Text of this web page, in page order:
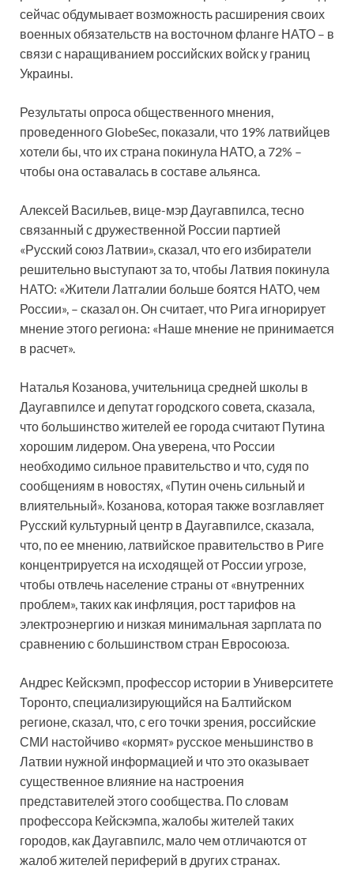
сейчас обдумывает возможность расширения своих
военных обязательств на восточном фланге НАТО – в
связи с наращиванием российских войск у границ
Украины.
Результаты опроса общественного мнения,
проведенного GlobeSec, показали, что 19% латвийцев
хотели бы, что их страна покинула НАТО, а 72% –
чтобы она оставалась в составе альянса.
Алексей Васильев, вице-мэр Даугавпилса, тесно
связанный с дружественной России партией
«Русский союз Латвии», сказал, что его избиратели
решительно выступают за то, чтобы Латвия покинула
НАТО: «Жители Латгалии больше боятся НАТО, чем
России», – сказал он. Он считает, что Рига игнорирует
мнение этого региона: «Наше мнение не принимается
в расчет».
Наталья Козанова, учительница средней школы в
Даугавпилсе и депутат городского совета, сказала,
что большинство жителей ее города считают Путина
хорошим лидером. Она уверена, что России
необходимо сильное правительство и что, судя по
сообщениям в новостях, «Путин очень сильный и
влиятельный». Козанова, которая также возглавляет
Русский культурный центр в Даугавпилсе, сказала,
что, по ее мнению, латвийское правительство в Риге
концентрируется на исходящей от России угрозе,
чтобы отвлечь население страны от «внутренних
проблем», таких как инфляция, рост тарифов на
электроэнергию и низкая минимальная зарплата по
сравнению с большинством стран Евросоюза.
Андрес Кейскэмп, профессор истории в Университете
Торонто, специализирующийся на Балтийском
регионе, сказал, что, с его точки зрения, российские
СМИ настойчиво «кормят» русское меньшинство в
Латвии нужной информацией и что это оказывает
существенное влияние на настроения
представителей этого сообщества. По словам
профессора Кейскэмпа, жалобы жителей таких
городов, как Даугавпилс, мало чем отличаются от
жалоб жителей периферий в других странах.